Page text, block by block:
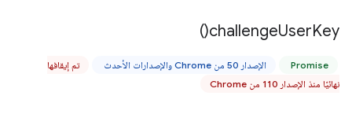
challengeUserKey(
)
Promise الإصدار 50 من Chrome والإصدارات الأحدث
تم إيقافها
نهائيًا منذ الإصدار 110 من Chrome